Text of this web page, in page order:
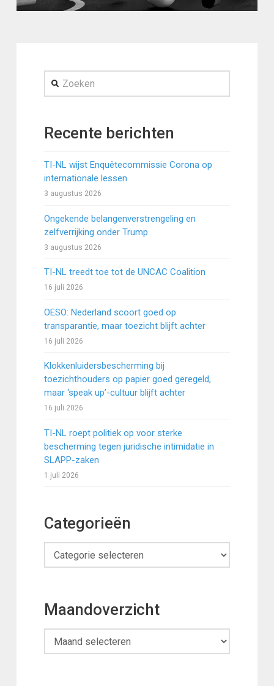
Zoeken
Recente berichten
TI-NL wijst Enquêtecommissie Corona op
internationale lessen
3 augustus 2026
Ongekende belangenverstrengeling en
zelfverrijking onder Trump
3 augustus 2026
TI-NL treedt toe tot de UNCAC Coalition
16 juli 2026
OESO: Nederland scoort goed op
transparantie, maar toezicht blijft achter
16 juli 2026
Klokkenluidersbescherming bij
toezichthouders op papier goed geregeld,
maar ‘speak up’-cultuur blijft achter
16 juli 2026
TI-NL roept politiek op voor sterke
bescherming tegen juridische intimidatie in
SLAPP-zaken
1 juli 2026
Categorieën
Categorieën
Maandoverzicht
Maandoverzicht